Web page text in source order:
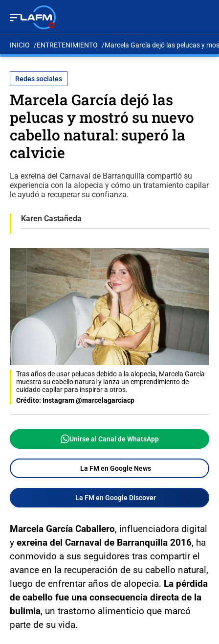
INICIO ENTRETENIMIENTO Marcela García dejó las pelucas y
Redes sociales
Marcela García dejó las
pelucas y mostró su nuevo
cabello natural: superó la
calvicie
La exreina del Carnaval de Barranquilla compartió su
experiencia con la alopecia y cómo un tratamiento capilar
le ayudó a recuperar su confianza.
Karen Castañeda
Tras años de usar pelucas debido a la alopecia, Marcela García
muestra su cabello natural y lanza un emprendimiento de
cuidado capilar para inspirar a otros.
Crédito: Instagram @marcelagarciacp
Unirse al Canal de WhatsApp
La FM en Google News
La FM en Google Discover
Marcela García Caballero, influenciadora digital
y exreina del Carnaval de Barranquilla 2016, ha
conmovido a sus seguidores tras compartir el
avance en la recuperación de su cabello natural,
luego de enfrentar años de alopecia. La pérdida
de cabello fue una consecuencia directa de la
bulimia, un trastorno alimenticio que marcó
parte de su vida.